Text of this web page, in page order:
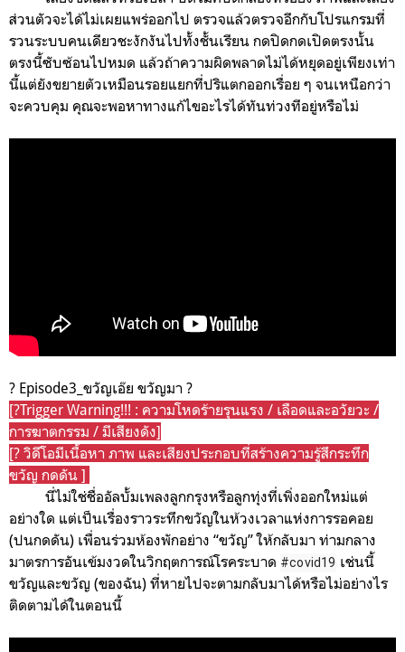
ส่วนตัวจะได้ไม่เผยแพร่ออกไป ตรวจแล้วตรวจอีกกับโปรแกรมที่
รวนระบบคนเดียวชะงักงันไปทั้งชั้นเรียน กดปิดกดเปิดตรงนั้น
ตรงนี้ซับซ้อนไปหมด แล้วถ้าความผิดพลาดไม่ได้หยุดอยู่เพียงเท่า
นี้แต่ยังขยายตัวเหมือนรอยแยกที่ปริแตกออกเรื่อย ๆ จนเหนือกว่า
จะควบคุม คุณจะพอหาทางแก้ไขอะไรได้ทันท่วงทีอยู่หรือไม่
? Episode3_ขวัญเอ๊ย ขวัญมา ?
[?Trigger Warning!!! : ความโหดร้ายรุนแรง / เลือดและอวัยวะ /
การฆาตกรรม / มีเสียงดัง]
[? วิดีโอมีเนื้อหา ภาพ และเสียงประกอบที่สร้างความรู้สึกระทึก
ขวัญ กดดัน ]
นี่ไม่ใช่ชื่ออัลบั้มเพลงลูกกรุงหรือลูกทุ่งที่เพิ่งออกใหม่แต่
อย่างใด แต่เป็นเรื่องราวระทึกขวัญในห้วงเวลาแห่งการรอคอย
(ปนกดดัน) เพื่อนร่วมห้องพักอย่าง “ขวัญ” ให้กลับมา ท่ามกลาง
มาตรการอันเข้มงวดในวิกฤตการณ์โรคระบาด #covid19 เช่นนี้
ขวัญและขวัญ (ของฉัน) ที่หายไปจะตามกลับมาได้หรือไม่อย่างไร
ติดตามได้ในตอนนี้